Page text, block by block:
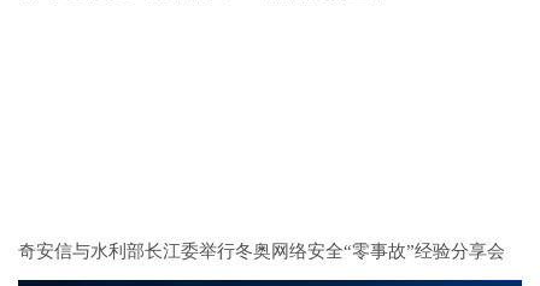
奇安信与水利部长江委举行冬奥网络安全“零事故”经验分享会